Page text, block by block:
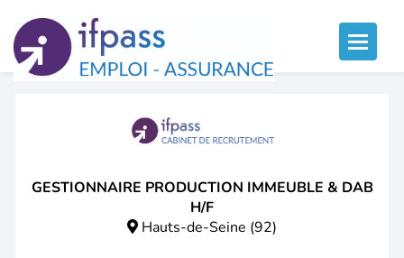
Toggle
GESTIONNAIRE PRODUCTION IMMEUBLE & DAB
H/F
Hauts-de-Seine (92)